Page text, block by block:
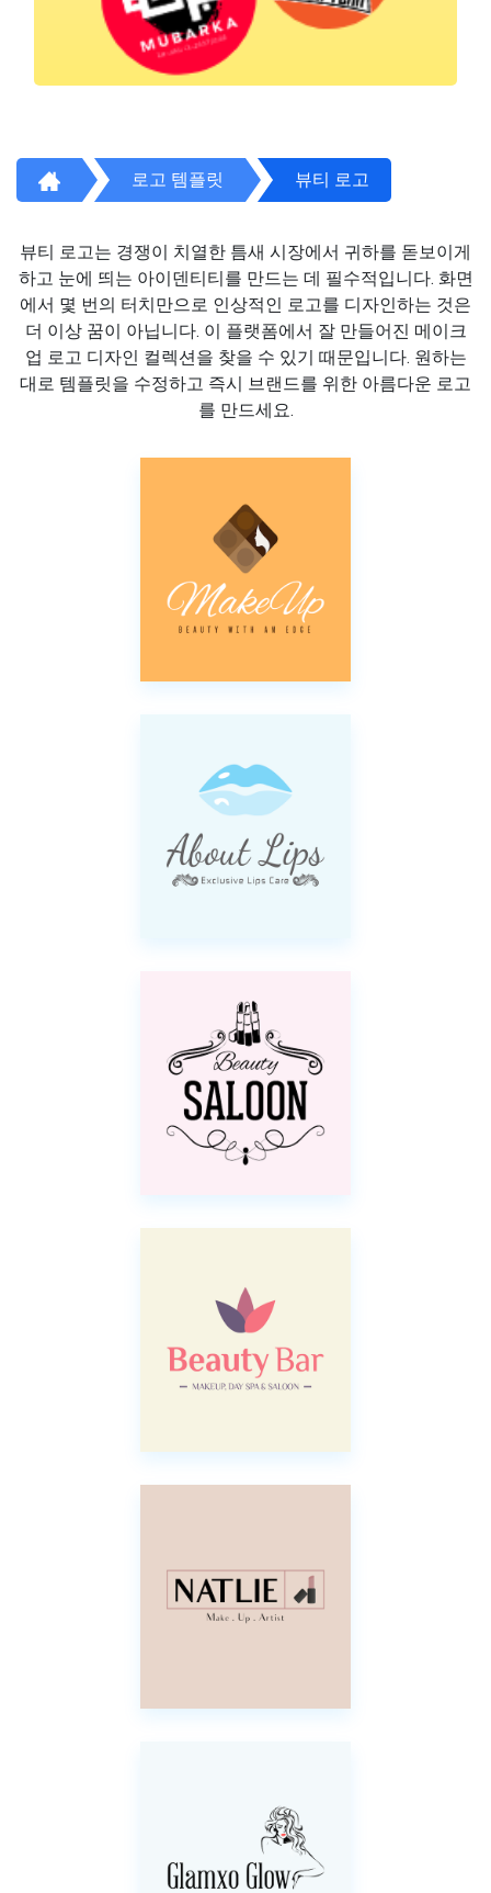
로고 템플릿 뷰티 로고
뷰티 로고는 경쟁이 치열한 틈새 시장에서 귀하를 돋보이게
하고 눈에 띄는 아이덴티티를 만드는 데 필수적입니다. 화면
에서 몇 번의 터치만으로 인상적인 로고를 디자인하는 것은
더 이상 꿈이 아닙니다. 이 플랫폼에서 잘 만들어진 메이크
업 로고 디자인 컬렉션을 찾을 수 있기 때문입니다. 원하는
대로 템플릿을 수정하고 즉시 브랜드를 위한 아름다운 로고
를 만드세요.